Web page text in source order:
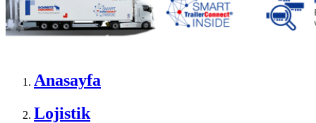
Anasayfa
Lojistik